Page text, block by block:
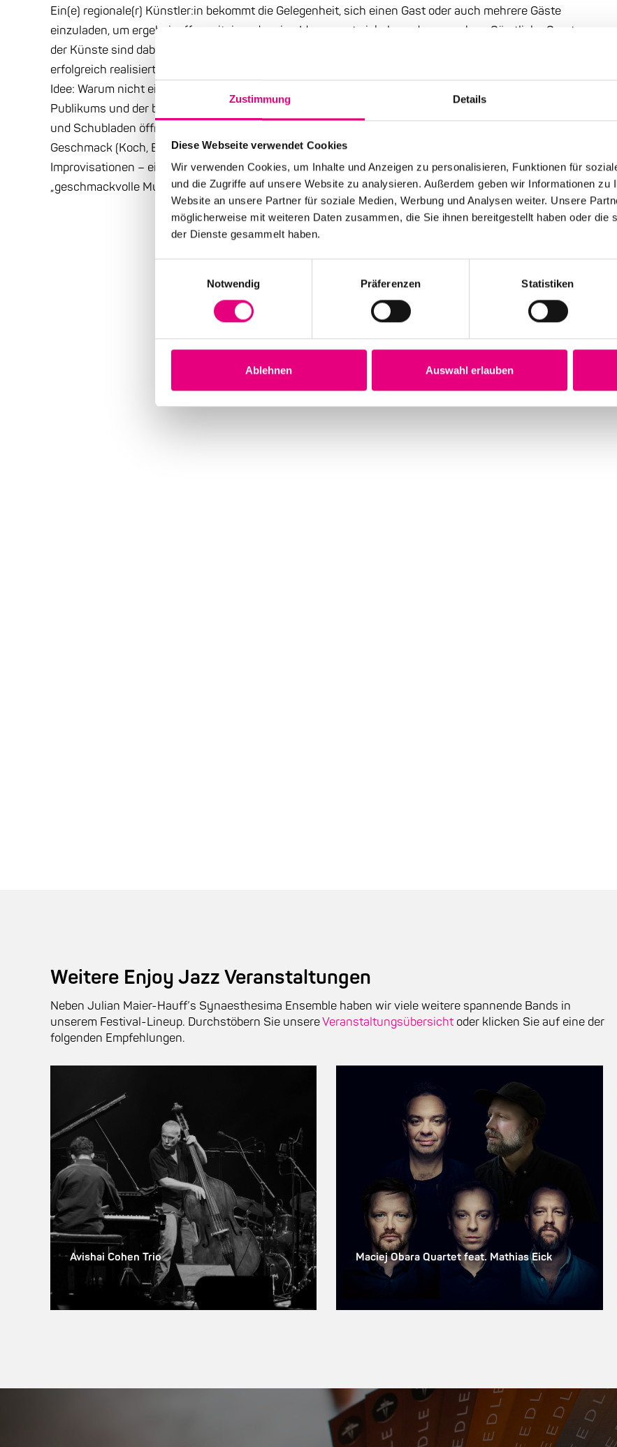
Zustimmung Details
Diese Webseite verwendet Cookies
Wir verwenden Cookies, um Inhalte und Anzeigen zu personalisieren, Funktionen für
und die Zugriffe auf unsere Website zu analysieren. Außerdem geben wir Informationen zu
Website an unsere Partner für soziale Medien, Werbung und Analysen weiter. Unsere
möglicherweise mit weiteren Daten zusammen, die Sie ihnen bereitgestellt haben oder die
der Dienste gesammelt haben.
Notwendig
Präferenzen Statistiken
Ablehnen Auswahl erlauben
Ein(e) regionale(r) Künstler:in bekommt die Gelegenheit, sich einen Gast oder auch mehrere Gäste
einzuladen, um ergebnisoffen miteinander eine Idee zu entwickeln und zu erproben. Sämtliche Sparten
der Künste sind dabei erlaubt und kombinierbar. Dieses „offene“ Konzept wurde bereits mehrfach
erfolgreich realisiert. 2022, nach der Pandemie-Pause, war es an Julian Maier-Hauff zu zündeln. Seine
Idee: Warum nicht ein Abendprogramm für einen spezifischen Raum erarbeiten, der alle Sinne des
Publikums und der beteiligten Künstler:innen beansprucht. Also eine möglichst offene, Genre-Grenzen
und Schubladen öffnende musikalische Improvisation für Auge und Ohr, dazu noch Angebote für
Geschmack (Koch, Barkeeper) und Geruch. Ein sinnliches Erlebnisbad in Atmosphären und
Improvisationen – ein Gelingen mit Resonanz, das jetzt gewissermaßen eine neue Stufe in Sachen
„geschmackvolle Musik“ zündet. Hmmm, mundet!
Weitere Enjoy Jazz Veranstaltungen
Neben Julian Maier-Hauff’s Synaesthesima Ensemble haben wir viele weitere spannende Bands in
unserem Festival-Lineup. Durchstöbern Sie unsereVeranstaltungsübersicht oder klicken Sie auf eine der
folgenden Empfehlungen.
Avishai Cohen Trio Maciej Obara Quartet feat. Mathias Eick